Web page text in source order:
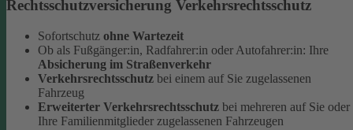
Rechtsschutzversicherung Verkehrsrechtsschutz
Sofortschutz ohne Wartezeit
Ob als Fußgänger:in, Radfahrer:in oder Autofahrer:in: Ihre
Absicherung im Straßenverkehr
Verkehrsrechtsschutz bei einem auf Sie zugelassenen
Fahrzeug
Erweiterter Verkehrsrechtsschutz bei mehreren auf Sie oder
Ihre Familienmitglieder zugelassenen Fahrzeugen